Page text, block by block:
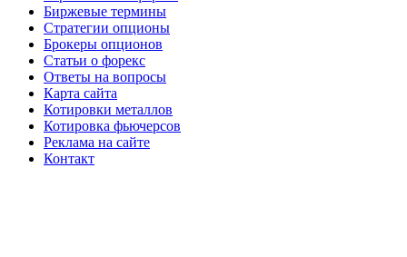
Биржевые термины
Стратегии опционы
Брокеры опционов
Статьи о форекс
Ответы на вопросы
Карта сайта
Котировки металлов
Котировка фьючерсов
Реклама на сайте
Контакт